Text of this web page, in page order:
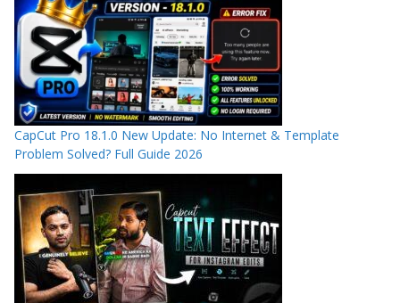
CapCut Pro 18.1.0 New Update: No Internet & Template
Problem Solved? Full Guide 2026